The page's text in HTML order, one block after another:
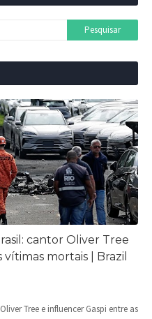
cantor Oliver Tree
mortais | Brazil
Tree e influencer Gaspi entre as